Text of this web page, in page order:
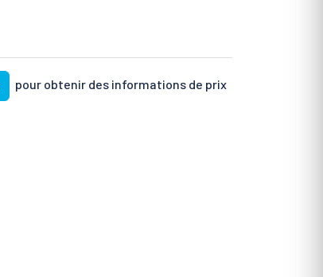
pour obtenir des informations de prix